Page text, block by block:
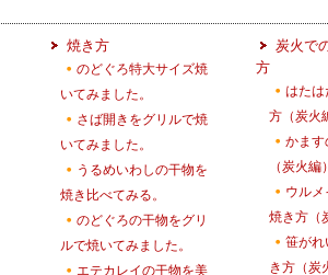
焼き方
のどぐろ特大サイズ焼
いてみました。
さば開きをグリルで焼
いてみました。
うるめいわしの干物を
焼き比べてみる。
のどぐろの干物をグリ
ルで焼いてみました。
エテカレイの干物を美
炭火で
方
はたは
方（炭火
かます
（炭火編
ウルメ
焼き方（
笹がれ
き方（炭